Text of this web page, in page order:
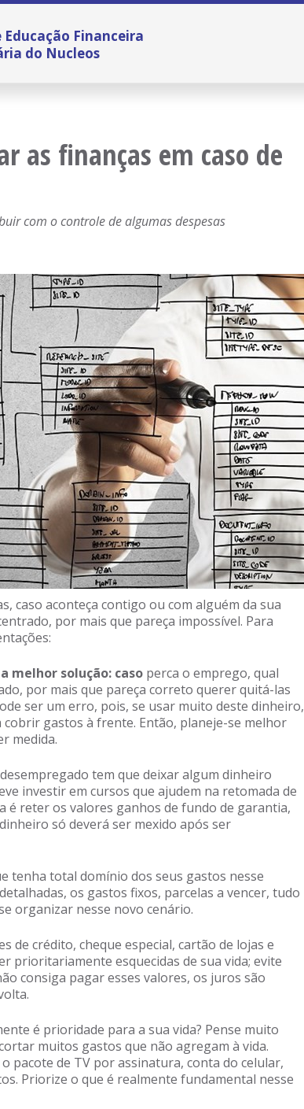
Financeira
do Nucleos
as finanças em caso de
com o controle de algumas despesas
caso aconteça contigo ou com alguém da sua
por mais que pareça impossível. Para
melhor solução: caso perca o emprego, qual
por mais que pareça correto querer quitá-las
ser um erro, pois, se usar muito deste dinheiro,
gastos à frente. Então, planeje-se melhor
medida.
tem que deixar algum dinheiro
investir em cursos que ajudem na retomada de
é reter os valores ganhos de fundo de garantia,
só deverá ser mexido após ser
tenha total domínio dos seus gastos nesse
os gastos fixos, parcelas a vencer, tudo
organizar nesse novo cenário.
de crédito, cheque especial, cartão de lojas e
prioritariamente esquecidas de sua vida; evite
consiga pagar esses valores, os juros são
é prioridade para a sua vida? Pense muito
muitos gastos que não agregam à vida.
pacote de TV por assinatura, conta do celular,
Priorize o que é realmente fundamental nesse